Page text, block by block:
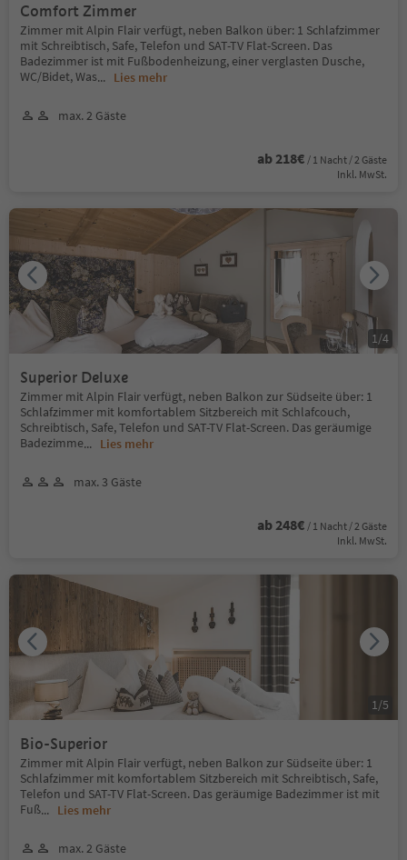
Comfort Zimmer
Zimmer mit Alpin Flair verfügt, neben Balkon über: 1 Schlafzimmer
mit Schreibtisch, Safe, Telefon und SAT-TV Flat-Screen. Das
Badezimmer ist mit Fußbodenheizung, einer verglasten Dusche,
WC/Bidet, Was... Lies mehr
max. 2 Gäste
ab 218€ / 1 Nacht / 2 Gäste
Inkl. MwSt.
Superior Deluxe
Zimmer mit Alpin Flair verfügt, neben Balkon zur Südseite über: 1
Schlafzimmer mit komfortablem Sitzbereich mit Schlafcouch,
Schreibtisch, Safe, Telefon und SAT-TV Flat-Screen. Das geräumige
Badezimme... Lies mehr
max. 3 Gäste
ab 248€ / 1 Nacht / 2 Gäste
Inkl. MwSt.
1 /4
Bio-Superior
Zimmer mit Alpin Flair verfügt, neben Balkon zur Südseite über: 1
Schlafzimmer mit komfortablem Sitzbereich mit Schreibtisch, Safe,
Telefon und SAT-TV Flat-Screen. Das geräumige Badezimmer ist mit
Fuß... Lies mehr
max. 2 Gäste
1 /5